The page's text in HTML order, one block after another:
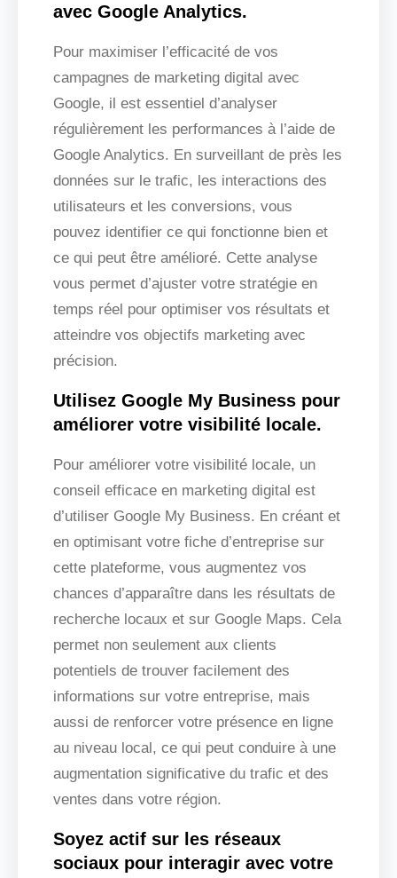
avec Google Analytics.
Pour maximiser l’efficacité de vos
campagnes de marketing digital avec
Google, il est essentiel d’analyser
régulièrement les performances à l’aide de
Google Analytics. En surveillant de près les
données sur le trafic, les interactions des
utilisateurs et les conversions, vous
pouvez identifier ce qui fonctionne bien et
ce qui peut être amélioré. Cette analyse
vous permet d’ajuster votre stratégie en
temps réel pour optimiser vos résultats et
atteindre vos objectifs marketing avec
précision.
Utilisez Google My Business pour
améliorer votre visibilité locale.
Pour améliorer votre visibilité locale, un
conseil efficace en marketing digital est
d’utiliser Google My Business. En créant et
en optimisant votre fiche d’entreprise sur
cette plateforme, vous augmentez vos
chances d’apparaître dans les résultats de
recherche locaux et sur Google Maps. Cela
permet non seulement aux clients
potentiels de trouver facilement des
informations sur votre entreprise, mais
aussi de renforcer votre présence en ligne
au niveau local, ce qui peut conduire à une
augmentation significative du trafic et des
ventes dans votre région.
Soyez actif sur les réseaux
sociaux pour interagir avec votre